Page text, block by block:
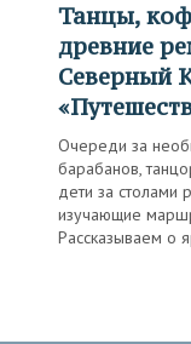
Танцы, кофе с урбечом и
древние
Северный
Очереди за
барабанов,
дети за столами
изучающие
Рассказываем о